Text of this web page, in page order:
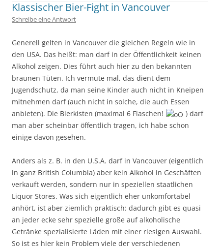
Klassischer Bier-Fight in Vancouver
Schreibe eine Antwort
Generell gelten in Vancouver die gleichen Regeln wie in
den USA. Das heißt: man darf in der Öffentlichkeit keinen
Alkohol zeigen. Dies führt auch hier zu den bekannten
braunen Tüten. Ich vermute mal, das dient dem
Jugendschutz, da man seine Kinder auch nicht in Kneipen
mitnehmen darf (auch nicht in solche, die auch Essen
anbieten). Die Bierkisten (maximal 6 Flaschen!
) darf
man aber scheinbar öffentlich tragen, ich habe schon
einige davon gesehen.
Anders als z. B. in den U.S.A. darf in Vancouver (eigentlich
in ganz British Columbia) aber kein Alkohol in Geschäften
verkauft werden, sondern nur in speziellen staatlichen
Liquor Stores. Was sich eigentlich eher unkomfortabel
anhört, ist aber ziemlich praktisch: dadurch gibt es quasi
an jeder ecke sehr spezielle große auf alkoholische
Getränke spezialisierte Läden mit einer riesigen Auswahl.
So ist es hier kein Problem viele der verschiedenen